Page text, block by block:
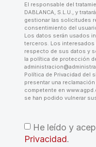
El responsable del
DABLANCA, S.L.U., y
gestionar las solicitudes
consentimiento del
Los datos serán usados
terceros. Los
respecto de sus datos y
la política de protección
Política de Privacidad del
presentar una
competente en
se han podido vulnerar
He leído y
Privacidad.